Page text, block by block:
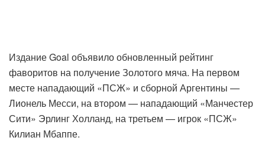
Издание Goal объявило обновленный рейтинг
фаворитов на получение Золотого мяча. На первом
месте нападающий «ПСЖ» и сборной Аргентины —
Лионель Месси, на втором — нападающий «Манчестер
Сити» Эрлинг Холланд, на третьем — игрок «ПСЖ»
Килиан Мбаппе.